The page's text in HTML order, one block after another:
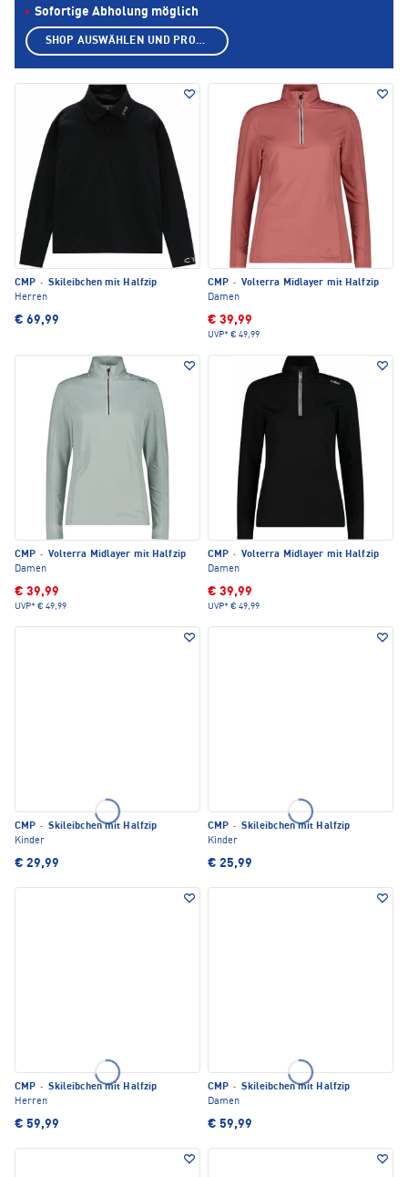
CMP · Skileibchen mit Halfzip
Herren
€ 69,99
CMP · Volterra Midlayer mit Halfzip
Damen
€ 39,99
UVP* € 49,99
CMP · Volterra Midlayer mit Halfzip
Damen
€ 39,99
UVP* € 49,99
CMP · Volterra Midlayer mit Halfzip
Damen
€ 39,99
UVP* € 49,99
CMP · Skileibchen mit Halfzip
Kinder
€ 29,99
CMP · Skileibchen mit Halfzip
Kinder
€ 25,99
CMP · Skileibchen mit Halfzip
Herren
€ 59,99
CMP · Skileibchen mit Halfzip
Damen
€ 59,99
Sofortige Abholung möglich
SHOP AUSWÄHLEN UND PRODUKTE ANZEIGEN